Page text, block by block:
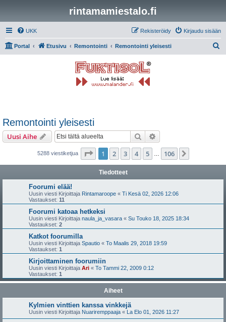
rintamamiestalo.fi
UKK Kirjaudu sisään
Rekisteröidy
Portal Etusivu Remontointi Remontointi yleisesti
Remontointi yleisesti
Uusi Aihe Etsi
5288 viestiketjua Sivu /106
1 2 3 4 5 106
Tiedotteet
Foorumi elää!
Uusin viesti Kirjoittaja Rintamaroope « Ti Kesä 02, 2026 12:06
Vastaukset: 11
Foorumi katoaa hetkeksi
Uusin viesti Kirjoittaja naula_ja_vasara « Su Touko 18, 2025 18:34
Vastaukset: 2
Katkot foorumilla
Uusin viesti Kirjoittaja Spautio « To Maalis 29, 2018 19:59
Vastaukset: 1
Kirjoittaminen foorumiin
Uusin viesti Kirjoittaja Ari « To Tammi 22, 2009 0:12
Vastaukset: 1
Aiheet
Kylmien vinttien kanssa vinkkejä
Uusin viesti Kirjoittaja Nuariremppaaja « La Elo 01, 2026 11:27